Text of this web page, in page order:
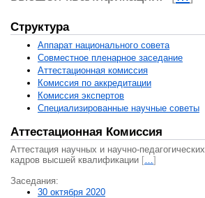
Структура
Аппарат национального совета
Совместное пленарное заседание
Аттестационная комисcия
Комиссия по аккредитации
Комиссия экспертов
Специализированные научные советы
Аттестационная Комиссия
Аттестация научных и научно-педагогических
кадров высшей квалификации […]
Заседания:
30 октября 2020